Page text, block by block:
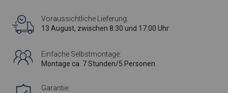
Voraussichtliche Lieferung:
13 August, zwischen 8:30 und 17:00 Uhr
Einfache Selbstmontage:
Montage ca. 7 Stunden/5 Personen
Garantie: